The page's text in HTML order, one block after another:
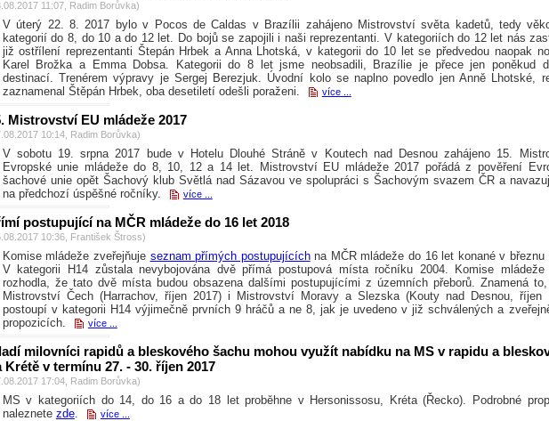
11:07, Radim Borůvka)
V úterý 22. 8. 2017 bylo v Pocos de Caldas v Brazílii zahájeno Mistrovství světa kadetů, tedy
kategorií do 8, do 10 a do 12 let. Do bojů se zapojili i naši reprezentanti. V kategoriích do 12 let nás
již ostřílení reprezentanti Štepán Hrbek a Anna Lhotská, v kategorii do 10 let se předvedou naopak
Karel Brožka a Emma Dobsa. Kategorii do 8 let jsme neobsadili, Brazílie je přece jen poněkud
destinací. Trenérem výpravy je Sergej Berezjuk. Úvodní kolo se naplno povedlo jen Anně Lhotské,
zaznamenal Štěpán Hrbek, oba desetiletí odešli poraženi.
více ...
Mistrovství EU mládeže 2017
10:14, Radim Borůvka)
V sobotu 19. srpna 2017 bude v Hotelu Dlouhé Stráně v Koutech nad Desnou zahájeno 15.
Evropské unie mládeže do 8, 10, 12 a 14 let. Mistrovství EU mládeže 2017 pořádá z pověření
šachové unie opět Šachový klub Světlá nad Sázavou ve spolupráci s Šachovým svazem ČR a
na předchozí úspěšné ročníky.
více ...
postupující na MČR mládeže do 16 let 2018
10:36, František Štross)
Komise mládeže zveřejňuje seznam přímých postupujícíchna MČR mládeže do 16 let konané v březnu
V kategorii H14 zůstala nevybojována dvě přímá postupová místa ročníku 2004. Komise mládeže
rozhodla, že tato dvě místa budou obsazena dalšími postupujícími z územních přeborů. Znamená
Mistrovství Čech (Harrachov, říjen 2017) i Mistrovství Moravy a Slezska (Kouty nad Desnou, říjen
postoupí v kategorii H14 výjimečně prvních 9 hráčů a ne 8, jak je uvedeno v již schválených a
propozicích.
více ...
milovníci rapidů a bleskového šachu mohou využít nabídku na MS v rapidu a
Krétě v termínu 27. - 30. říjen 2017
17:04, Radim Borůvka)
MS v kategoriích do 14, do 16 a do 18 let proběhne v Hersonissosu, Kréta (Řecko). Podrobné
naleznete zde. více ...